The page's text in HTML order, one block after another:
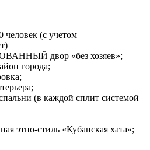
человек (с учетом
двор «без хозяев»;
города;
(в каждой сплит системой
этно-стиль «Кубанская хата»;